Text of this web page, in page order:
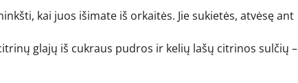
kai juos išimate iš orkaitės. Jie sukietės, atvėsę ant
glajų iš cukraus pudros ir kelių lašų citrinos sulčių –